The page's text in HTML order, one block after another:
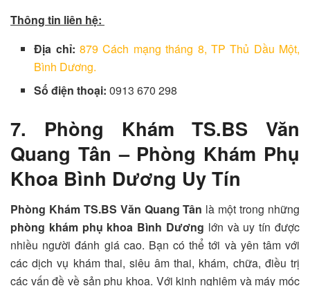
Thông tin liên hệ:
Địa chỉ: 879 Cách mạng tháng 8, TP Thủ Dầu Một,
Bình Dương.
Số điện thoại: 0913 670 298
7. Phòng Khám TS.BS Văn
Quang Tân – Phòng Khám Phụ
Khoa Bình Dương Uy Tín
Phòng Khám TS.BS Văn Quang Tân là một trong những
phòng khám phụ khoa Bình Dương lớn và uy tín được
nhiều người đánh giá cao. Bạn có thể tới và yên tâm với
các dịch vụ khám thai, siêu âm thai, khám, chữa, điều trị
các vấn đề về sản phụ khoa. Với kinh nghiệm và máy móc